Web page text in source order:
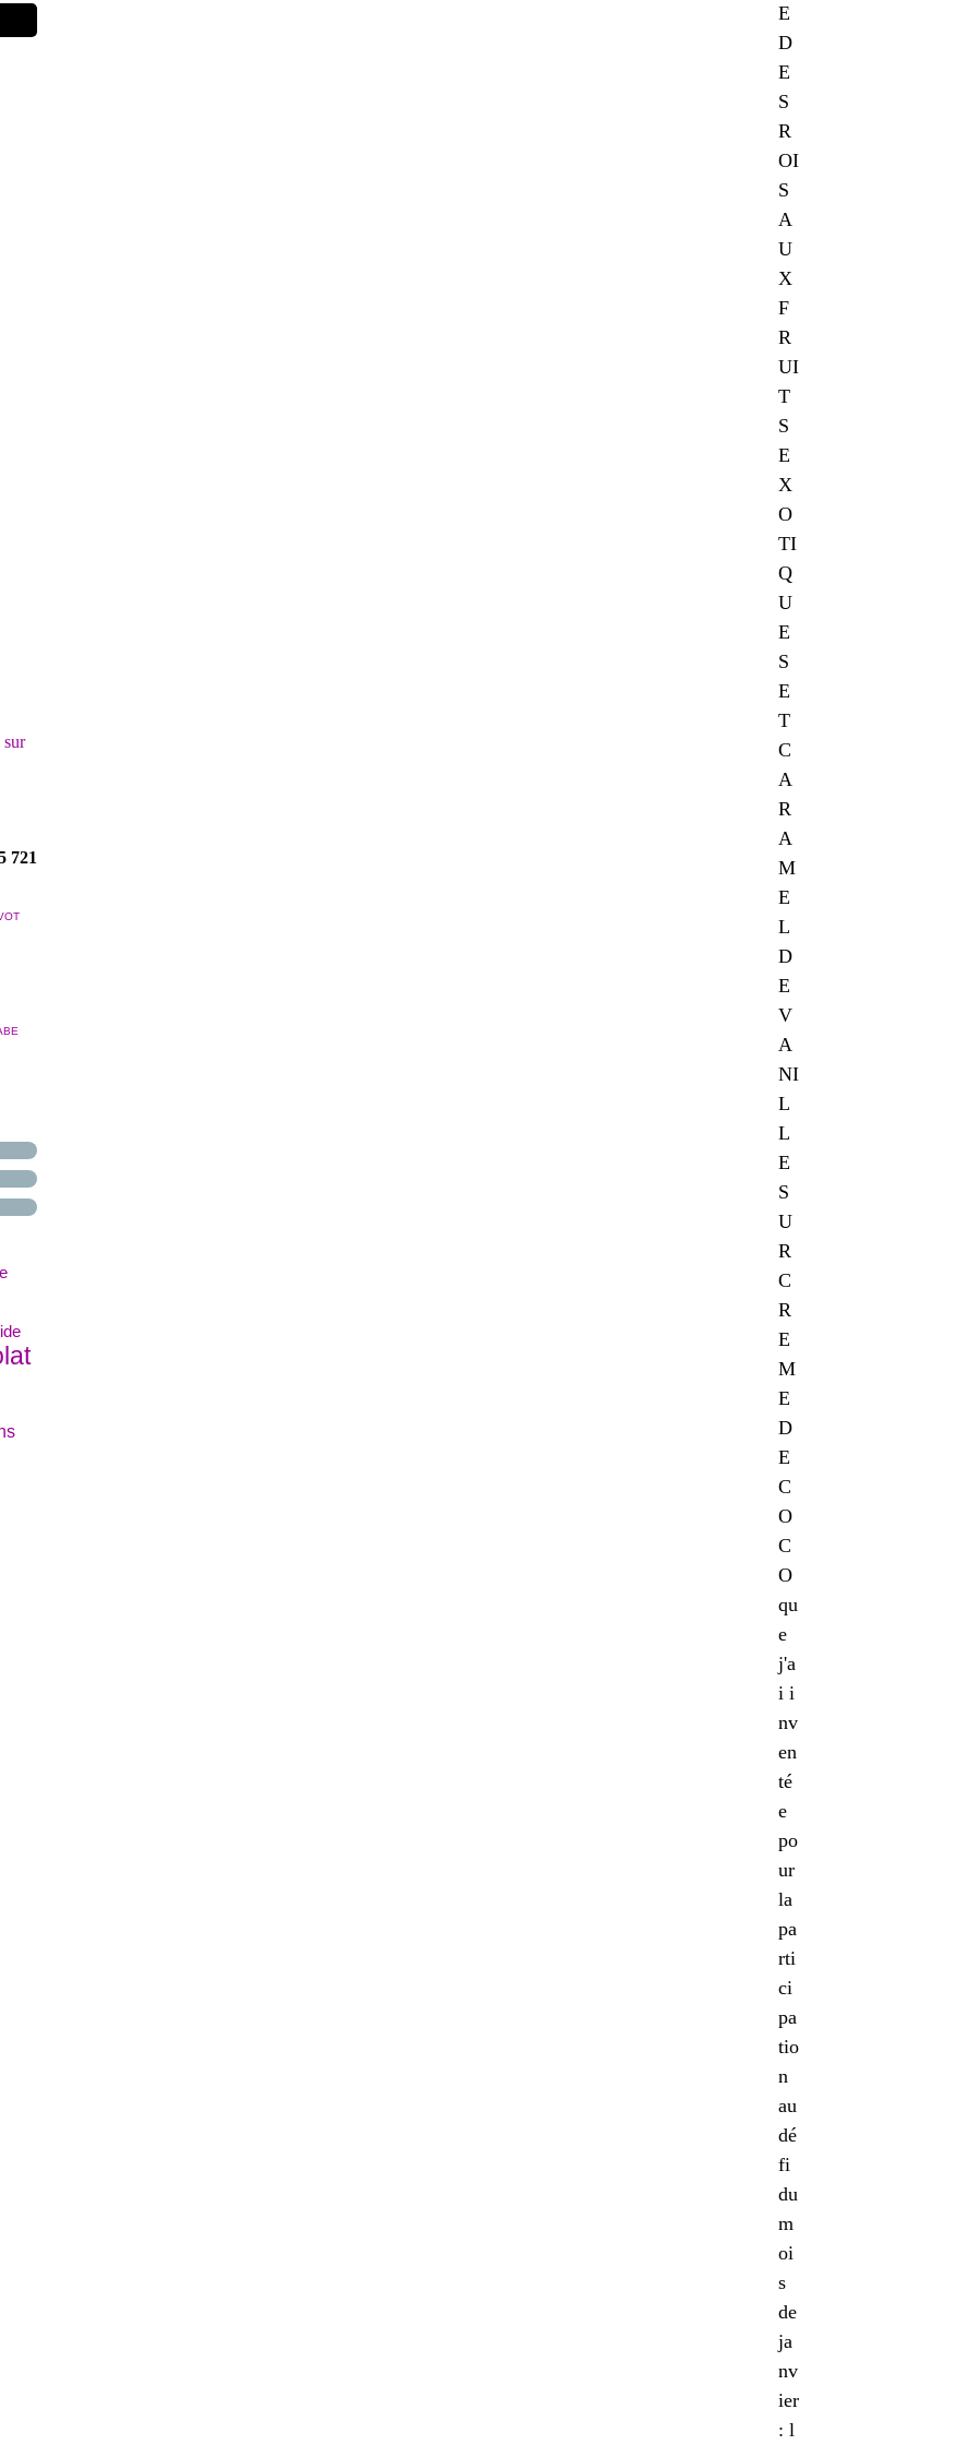
sur
721
E
D
E
S
R
OI
S
A
U
X
F
R
UI
T
S
E
X
O
TI
Q
U
E
S
E
T
C
A
R
A
M
E
L
D
E
V
A
NI
L
L
E
S
U
R
C
R
E
M
E
D
E
C
O
C
O
qu
e
j'a
i i
nv
en
té
e
po
ur
la
pa
rti
ci
pa
tio
n
au
dé
fi
du
m
oi
s
de
ja
nv
ier
: l